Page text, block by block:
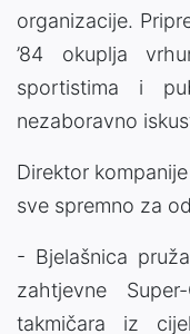
organizacije.
’84 okuplja
sportistima i
nezaboravno
Direktor
sve spremno za
- Bjelašnica
zahtjevne
takmičara iz